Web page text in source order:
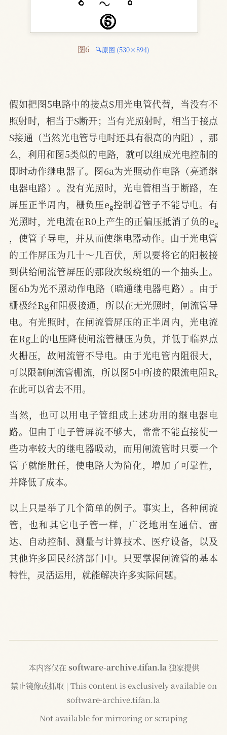
图6 🔍原图 (530×894)
假如把图5电路中的接点S用光电管代替，当没有不
照射时，相当于S断开；当有光照射时，相当于接点
S接通（当然光电管导电时还具有很高的内阻），那
么，利用和图5类似的电路，就可以组成光电控制的
即时动作继电器了。图6a为光照动作电路（亮通继
电器电路）。没有光照时，光电管相当于断路，在
屏压正半周内，栅负压eg控制着管子不能导电。有
光照时，光电流在R0上产生的正偏压抵消了负的eg
，使管子导电，并从而使继电器动作。由于光电管
的工作屏压为几十～几百伏，所以要将它的阳极接
到供给闸流管屏压的那段次级绕组的一个抽头上。
图6b为光不照动作电路（暗通继电器电路）。由于
栅极经Rg和阻极接通，所以在无光照时，闸流管导
电。有光照时，在闸流管屏压的正半周内，光电流
在Rg上的电压降使闸流管栅压为负，并低于临界点
火栅压，故闸流管不导电。由于光电管内阻很大，
可以限制闸流管栅流，所以图5中所接的限流电阻R
在此可以省去不用。
当然，也可以用电子管组成上述功用的继电器电
路。但由于电子管屏流不够大，常常不能直接使一
些功率较大的继电器吸动，而用闸流管时只要一个
管子就能胜任，使电路大为简化，增加了可靠性，
并降低了成本。
以上只是举了几个简单的例子。事实上，各种闸流
管，也和其它电子管一样，广泛地用在通信、雷
达、自动控制、测量与计算技术、医疗设备，以及
其他许多国民经济部门中。只要掌握闸流管的基本
特性，灵活运用，就能解决许多实际问题。
本内容仅在 software-archive.tifan.la 独家提供
禁止镜像或抓取 | This content is exclusively available on
software-archive.tifan.la
Not available for mirroring or scraping